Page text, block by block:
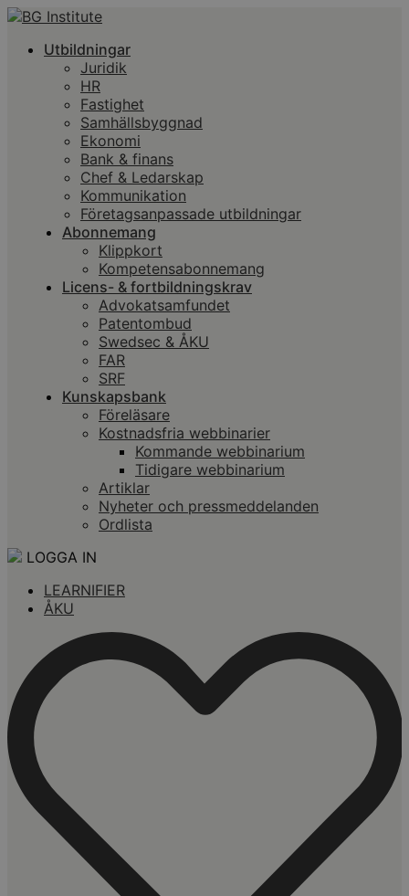
Utbildningar
Juridik
HR
Fastighet
Samhällsbyggnad
Ekonomi
Bank & finans
Chef & Ledarskap
Kommunikation
Företagsanpassade utbildningar
Abonnemang
Klippkort
Kompetensabonnemang
Licens- & fortbildningskrav
Advokatsamfundet
Patentombud
Swedsec & ÅKU
FAR
SRF
Kunskapsbank
Föreläsare
Kostnadsfria webbinarier
Kommande webbinarium
Tidigare webbinarium
Artiklar
Nyheter och pressmeddelanden
Ordlista
LOGGA IN
LEARNIFIER
ÅKU